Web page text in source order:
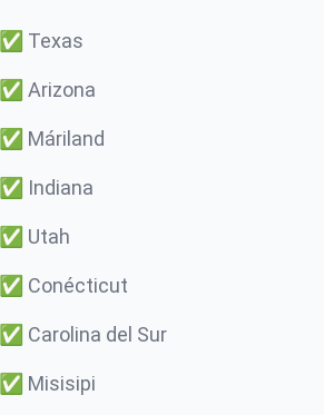
✅ Texas
✅ Arizona
✅ Máriland
✅ Indiana
✅ Utah
✅ Conécticut
✅ Carolina del Sur
✅ Misisipi